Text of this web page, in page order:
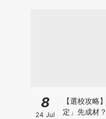
8
24 Jul
【選校攻略
定」先成材